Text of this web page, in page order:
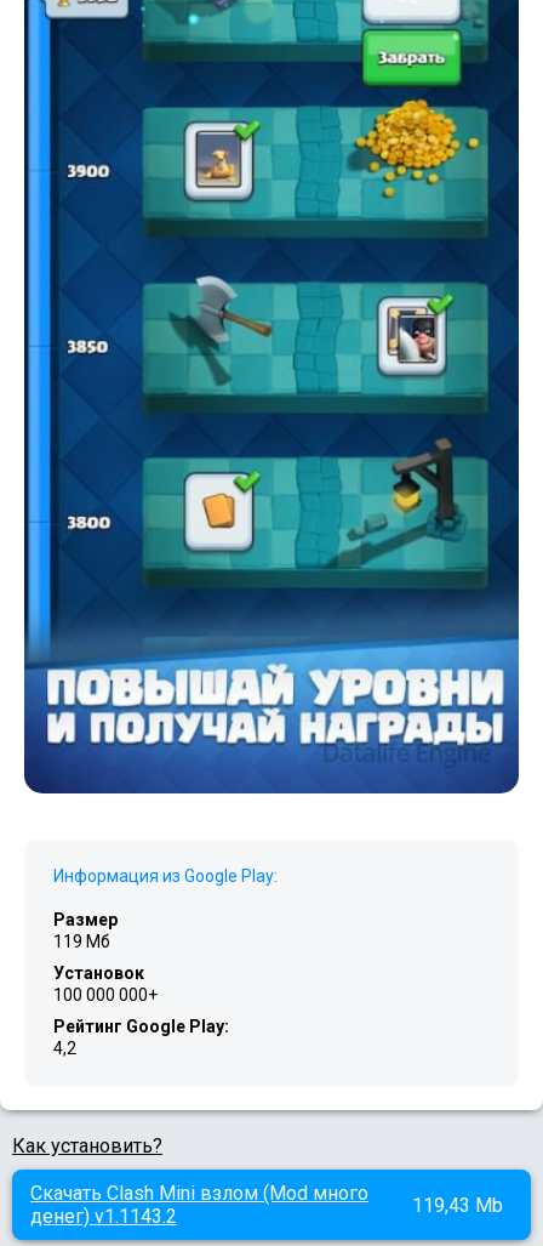
Информация из Google Play:
Размер
119 Мб
Установок
100 000 000+
Рейтинг Google Play:
4,2
Как установить?
Скачать Clash Mini взлом (Mod много
денег) v1.1143.2
119,43 Mb